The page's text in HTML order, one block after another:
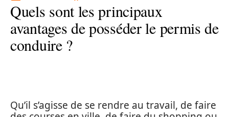
Quels sont les principaux
avantages de posséder le permis de
conduire ?
Qu’il s’agisse de se rendre au travail, de faire